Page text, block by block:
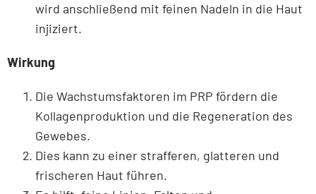
wird anschließend mit feinen Nadeln in die Haut
injiziert.
Wirkung
Die Wachstumsfaktoren im PRP fördern die
Kollagenproduktion und die Regeneration des
Gewebes.
Dies kann zu einer strafferen, glatteren und
frischeren Haut führen.